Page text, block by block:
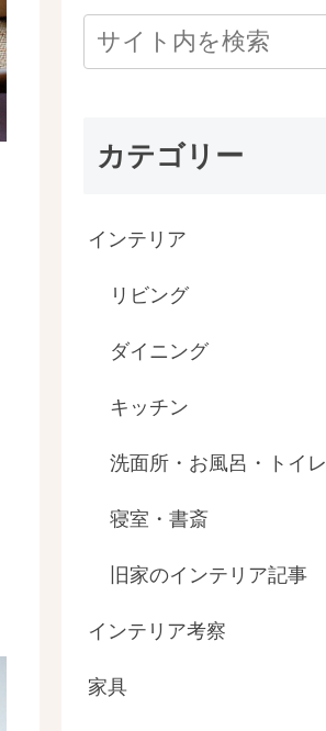
カテゴリー
インテリア
リビング
ダイニング
キッチン
洗面所・お風呂・トイレ
寝室・書斎
旧家のインテリア記事
インテリア考察
家具